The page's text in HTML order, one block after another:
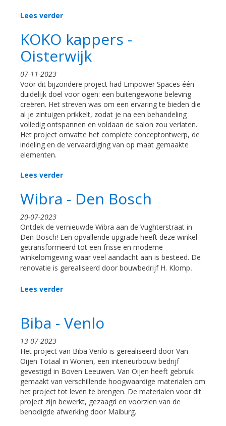
Lees verder
KOKO kappers -
Oisterwijk
07-11-2023
Voor dit bijzondere project had Empower Spaces één
duidelijk doel voor ogen: een buitengewone beleving
creëren. Het streven was om een ervaring te bieden die
al je zintuigen prikkelt, zodat je na een behandeling
volledig ontspannen en voldaan de salon zou verlaten.
Het project omvatte het complete conceptontwerp, de
indeling en de vervaardiging van op maat gemaakte
elementen.
Lees verder
Wibra - Den Bosch
20-07-2023
Ontdek de vernieuwde Wibra aan de Vughterstraat in
Den Bosch! Een opvallende upgrade heeft deze winkel
getransformeerd tot een frisse en moderne
winkelomgeving waar veel aandacht aan is besteed. De
renovatie is gerealiseerd door bouwbedrijf H. Klomp.
Lees verder
Biba - Venlo
13-07-2023
Het project van Biba Venlo is gerealiseerd door Van
Oijen Totaal in Wonen, een interieurbouw bedrijf
gevestigd in Boven Leeuwen. Van Oijen heeft gebruik
gemaakt van verschillende hoogwaardige materialen om
het project tot leven te brengen. De materialen voor dit
project zijn bewerkt, gezaagd en voorzien van de
benodigde afwerking door Maiburg.